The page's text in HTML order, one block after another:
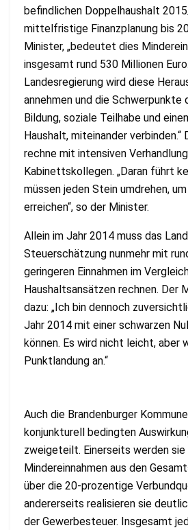
befindlichen Doppelhaushalt
mittelfristige Finanzplanung bis
Minister, „bedeutet dies
insgesamt rund 530 Millionen
Landesregierung wird diese
annehmen und die Schwerpunkte
Bildung, soziale Teilhabe und
Haushalt, miteinander verbinden.“
rechne mit intensiven
Kabinettskollegen. „Daran führt
müssen jeden Stein umdrehen,
erreichen“, so der Minister.
Allein im Jahr 2014 muss das
Steuerschätzung nunmehr mit
geringeren Einnahmen im
Haushaltsansätzen rechnen. Der
dazu: „Ich bin dennoch
Jahr 2014 mit einer schwarzen
können. Es wird nicht leicht, aber
Punktlandung an.“
Auch die Brandenburger
konjunkturell bedingten
zweigeteilt. Einerseits werden sie
Mindereinnahmen aus den
über die 20-prozentige
andererseits realisieren sie
der Gewerbesteuer. Insgesamt